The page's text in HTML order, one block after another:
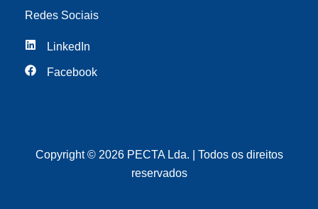
Redes Sociais
LinkedIn
Facebook
Copyright © 2026 PECTA Lda. | Todos os direitos
reservados